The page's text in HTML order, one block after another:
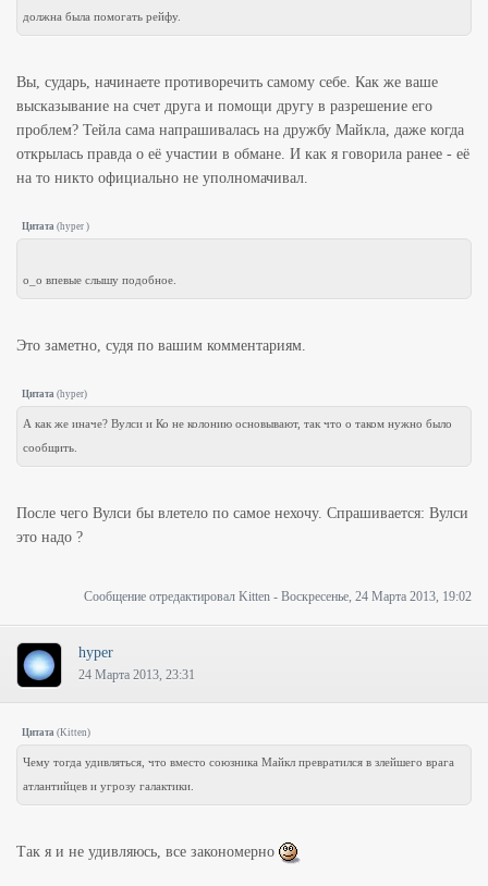
должна была помогать рейфу.
Вы, сударь, начинаете противоречить самому себе. Как же ваше
высказывание на счет друга и помощи другу в разрешение его
проблем? Тейла сама напрашивалась на дружбу Майкла, даже когда
открылась правда о её участии в обмане. И как я говорила ранее - её
на то никто официально не уполномачивал.
Цитата (hyper )
o_o впевые слышу подобное.
Это заметно, судя по вашим комментариям.
Цитата (hyper)
А как же иначе? Вулси и Ко не колонию основывают, так что о таком нужно было
сообщить.
После чего Вулси бы влетело по самое нехочу. Спрашивается: Вулси
это надо ?
Сообщение отредактировал Kitten - Воскресенье, 24 Марта 2013, 19:02
hyper
24 Марта 2013, 23:31
Цитата (Kitten)
Чему тогда удивляться, что вместо союзника Майкл превратился в злейшего врага
атлантийцев и угрозу галактики.
Так я и не удивляюсь, все закономерно